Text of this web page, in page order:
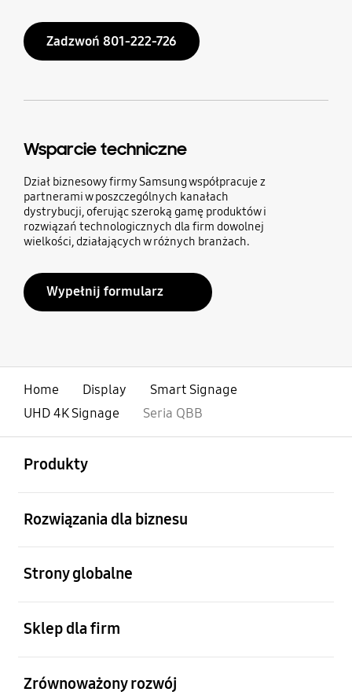
Zadzwoń 801-222-726
Wsparcie techniczne
Dział biznesowy firmy Samsung współpracuje z
partnerami w poszczególnych kanałach
dystrybucji, oferując szeroką gamę produktów i
rozwiązań technologicznych dla firm dowolnej
wielkości, działających w różnych branżach.
Wypełnij formularz
Home Display
Smart Signage
UHD 4K Signage
Seria QBB
Produkty
Rozwiązania dla biznesu
Strony globalne
Sklep dla firm
Zrównoważony rozwój